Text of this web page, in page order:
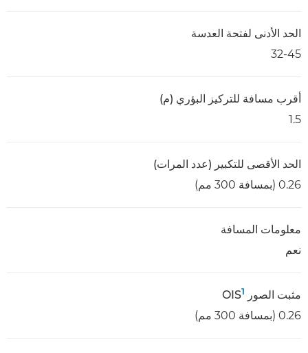
الحد الأدنى لفتحة العدسة
32-45
أقرب مسافة للتركيز البؤري (م)
1.5
الحد الأقصى للتكبير (عدد المرات)
0.26 (بمسافة 300 مم)
معلومات المسافة
نعم
مثبت الصور OIS 1
0.26 (بمسافة 300 مم)